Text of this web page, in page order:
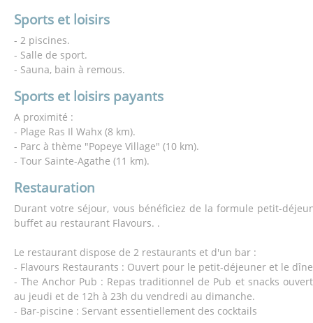
Sports et loisirs
- 2 piscines.
- Salle de sport.
- Sauna, bain à remous.
Sports et loisirs payants
A proximité :
- Plage Ras Il Wahx (8 km).
- Parc à thème "Popeye Village" (10 km).
- Tour Sainte-Agathe (11 km).
Restauration
Durant votre séjour, vous bénéficiez de la formule petit-
buffet au restaurant Flavours. .
Le restaurant dispose de 2 restaurants et d'un bar :
- Flavours Restaurants : Ouvert pour le petit-déjeuner et le
- The Anchor Pub : Repas traditionnel de Pub et snacks
au jeudi et de 12h à 23h du vendredi au dimanche.
- Bar-piscine : Servant essentiellement des cocktails